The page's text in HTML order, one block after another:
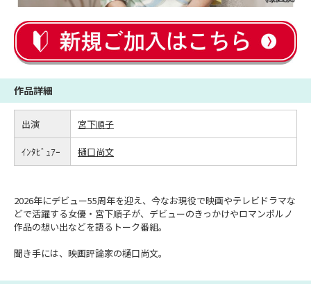
作品詳細
出演 宮下順子
ｲﾝﾀﾋﾞｭｱｰ 樋口尚文
2026年にデビュー55周年を迎え、今なお現役で映画やテレビドラマな
どで活躍する女優・宮下順子が、デビューのきっかけやロマンポルノ
作品の想い出などを語るトーク番組。
聞き手には、映画評論家の樋口尚文。